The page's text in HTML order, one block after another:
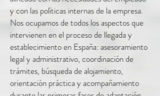
y con las políticas internas de la empresa.
Nos ocupamos de todos los aspectos que
intervienen en el proceso de llegada y
establecimiento en España: asesoramiento
legal y administrativo, coordinación de
trámites, búsqueda de alojamiento,
orientación práctica y acompañamiento